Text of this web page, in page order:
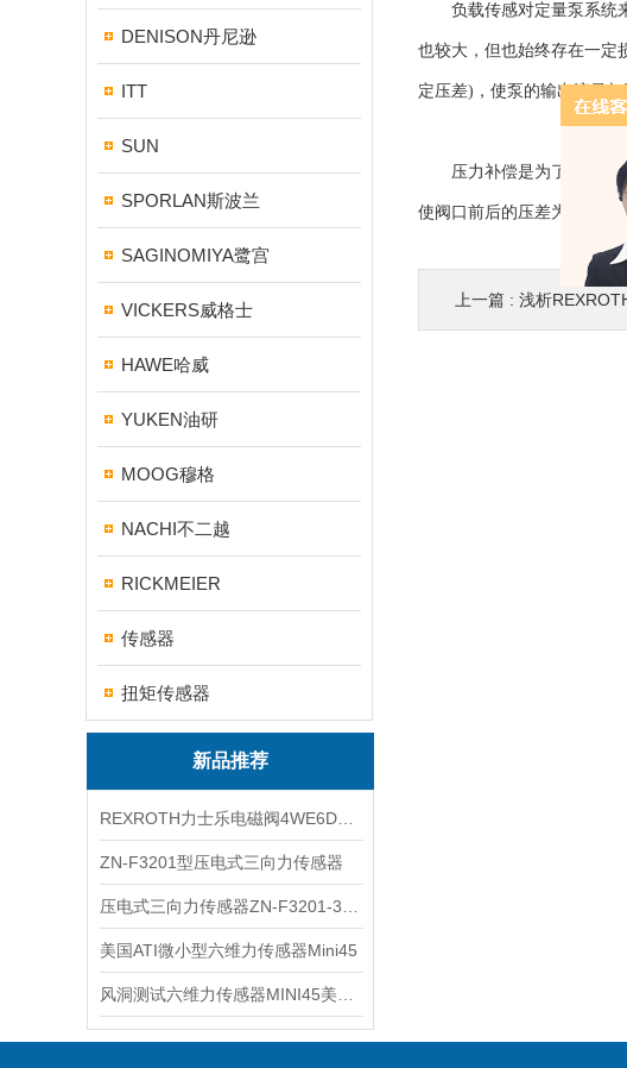
DENISON丹尼逊
ITT
SUN
SPORLAN斯波兰
SAGINOMIYA鹭宫
VICKERS威格士
HAWE哈威
YUKEN油研
MOOG穆格
NACHI不二越
RICKMEIER
传感器
扭矩传感器
新品推荐
ZN-F3201型压电式三向力传感器
美国ATI微小型六维力传感器Mini45
负载传感对定量泵系统来
也较大，但也始终存在一定
定压差)，使泵的输出流量
压力补偿是为了提高电气
使阀口前后的压差为常值，
上一篇 : 浅析